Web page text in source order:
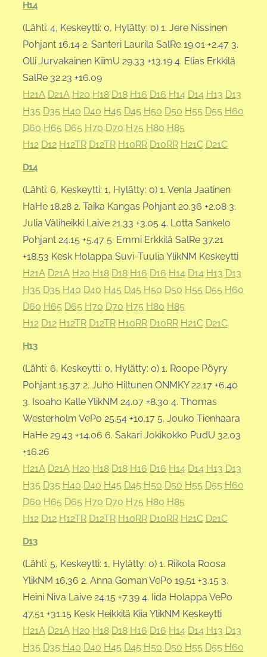
H14
(Lähti: 4, Keskeytti: 0, Hylätty: 0) 1. Jere Nissinen
Pohjant 16.14 2. Santeri Laurila SalRe 19.01 +2.47 3.
Olli Jurvakainen KiimU 29.33 +13.19 4. Elias Erkkilä
SalRe 32.23 +16.09
H21A D21A H20 H18 D18 H16 D16 H14 D14 H13 D13
H35 D35 H40 D40 H45 D45 H50 D50 H55 D55 H60
D60 H65 D65 H70 D70 H75 H80 H85
H12 D12 H12TR D12TR H10RR D10RR H21C D21C
D14
(Lähti: 6, Keskeytti: 1, Hylätty: 0) 1. Venla Jaatinen
HaHe 18.28 2. Taika Kangas Pohjant 20.36 +2.08 3.
Julia Väliheikki Laive 21.33 +3.05 4. Lotta Sankelo
Pohjant 24.15 +5.47 5. Emmi Erkkilä SalRe 37.21
+18.53 Kesk Holappa Suvi-Tuulia YlikNM Keskeytti
H21A D21A H20 H18 D18 H16 D16 H14 D14 H13 D13
H35 D35 H40 D40 H45 D45 H50 D50 H55 D55 H60
D60 H65 D65 H70 D70 H75 H80 H85
H12 D12 H12TR D12TR H10RR D10RR H21C D21C
H13
(Lähti: 6, Keskeytti: 0, Hylätty: 0) 1. Roope Pöyry
Pohjant 15.37 2. Juho Hiltunen ONMKY 22.17 +6.40
3. Isoaho Kalle YlikNM 24.07 +8.30 4. Thomas
Westerholm VePo 25.54 +10.17 5. Jouko Tienhaara
HaHe 29.43 +14.06 6. Sakari Jokikokko PudU 32.03
+16.26
H21A D21A H20 H18 D18 H16 D16 H14 D14 H13 D13
H35 D35 H40 D40 H45 D45 H50 D50 H55 D55 H60
D60 H65 D65 H70 D70 H75 H80 H85
H12 D12 H12TR D12TR H10RR D10RR H21C D21C
D13
(Lähti: 5, Keskeytti: 1, Hylätty: 0) 1. Riikola Roosa
YlikNM 16.36 2. Anna Goman VePo 19.51 +3.15 3.
Heini Niva Laive 24.15 +7.39 4. Iida Holappa VePo
47.51 +31.15 Kesk Heikkilä Kiia YlikNM Keskeytti
H21A D21A H20 H18 D18 H16 D16 H14 D14 H13 D13
H35 D35 H40 D40 H45 D45 H50 D50 H55 D55 H60